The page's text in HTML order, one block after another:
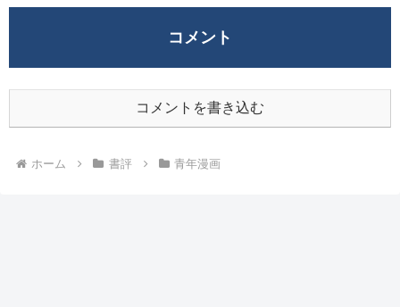
コメント
コメントを書き込む
ホーム 書評 青年漫画